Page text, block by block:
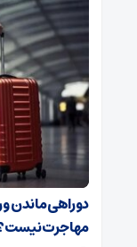
دوراهی ماندن و
مهاجرت